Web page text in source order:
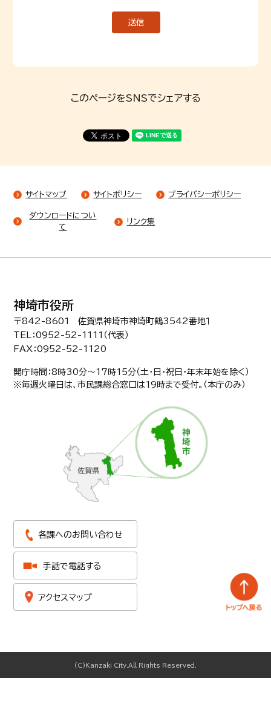
このページをSNSでシェアする
サイトマップ サイトポリシー プライバシーポリシー
ダウンロードについ
て
リンク集
神埼市役所
〒842-8601 佐賀県神埼市神埼町鶴3542番地１
TEL：0952-52-1111（代表）
FAX：0952-52-1120
開庁時間：8時30分〜17時15分（土・日・祝日・年末年始を除く）
※毎週火曜日は、市民課総合窓口は19時まで受付。（本庁のみ）
各課へのお問い合わせ
手話で電話する
アクセスマップ
(C)Kanzaki City.All Rights Reserved.